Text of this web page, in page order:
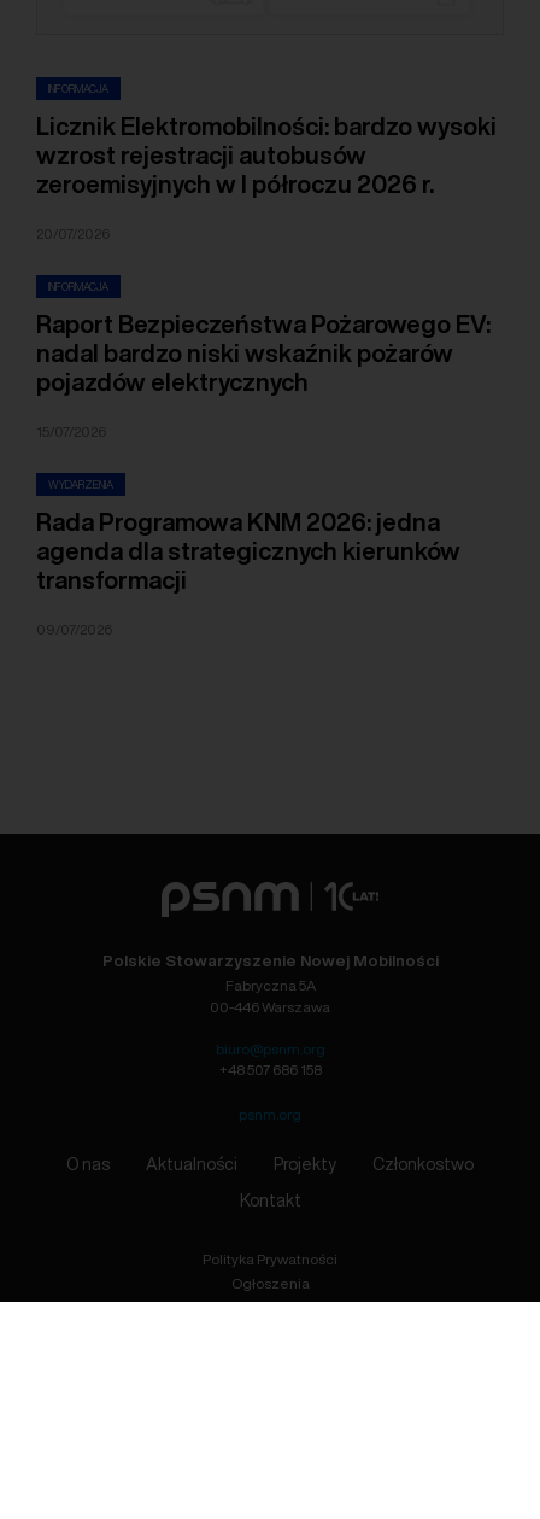
INFORMACJA
Licznik Elektromobilności: bardzo wysoki
wzrost rejestracji autobusów
zeroemisyjnych w I półroczu 2026 r.
20/07/2026
INFORMACJA
Raport Bezpieczeństwa Pożarowego EV:
nadal bardzo niski wskaźnik pożarów
pojazdów elektrycznych
15/07/2026
WYDARZENIA
Rada Programowa KNM 2026: jedna
agenda dla strategicznych kierunków
transformacji
09/07/2026
Polskie Stowarzyszenie Nowej Mobilności
Fabryczna 5A
00-446 Warszawa
biuro@psnm.org
+48 507 686 158
psnm.org
O nas Aktualności Projekty Członkostwo
Kontakt
Polityka Prywatności
Ogłoszenia